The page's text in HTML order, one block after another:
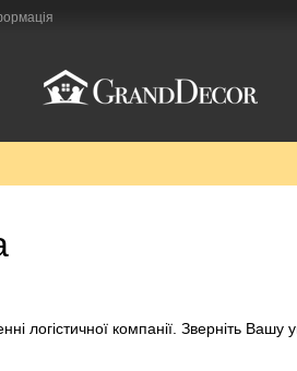
логістичної компанії. Зверніть